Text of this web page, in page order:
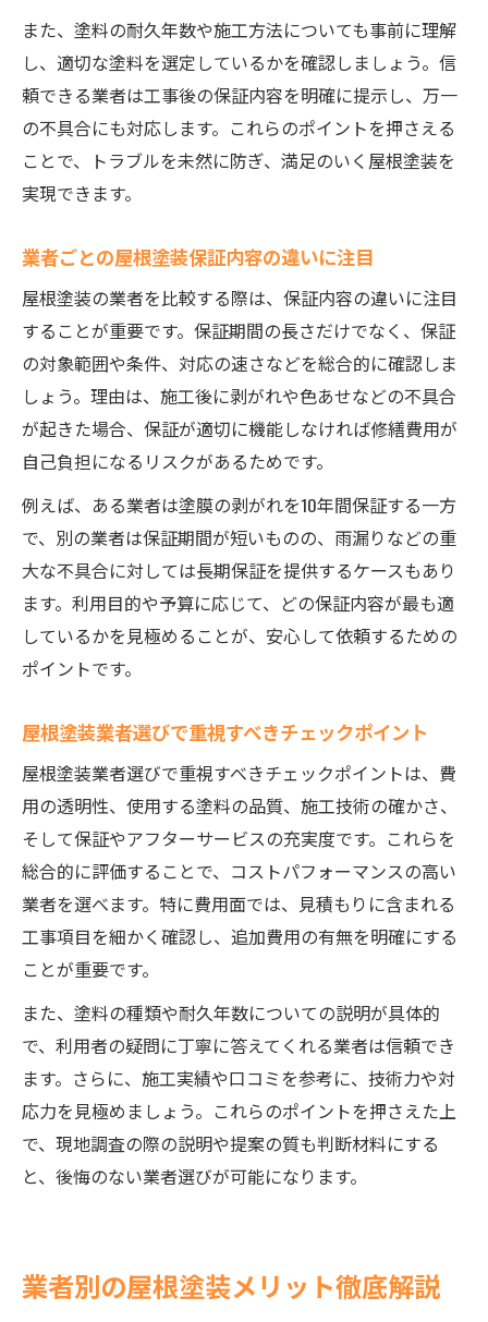
また、塗料の耐久年数や施工方法についても事前に理解
し、適切な塗料を選定しているかを確認しましょう。信
頼できる業者は工事後の保証内容を明確に提示し、万一
の不具合にも対応します。これらのポイントを押さえる
ことで、トラブルを未然に防ぎ、満足のいく屋根塗装を
実現できます。
業者ごとの屋根塗装保証内容の違いに注目
屋根塗装の業者を比較する際は、保証内容の違いに注目
することが重要です。保証期間の長さだけでなく、保証
の対象範囲や条件、対応の速さなどを総合的に確認しま
しょう。理由は、施工後に剥がれや色あせなどの不具合
が起きた場合、保証が適切に機能しなければ修繕費用が
自己負担になるリスクがあるためです。
例えば、ある業者は塗膜の剥がれを10年間保証する一方
で、別の業者は保証期間が短いものの、雨漏りなどの重
大な不具合に対しては長期保証を提供するケースもあり
ます。利用目的や予算に応じて、どの保証内容が最も適
しているかを見極めることが、安心して依頼するための
ポイントです。
屋根塗装業者選びで重視すべきチェックポイント
屋根塗装業者選びで重視すべきチェックポイントは、費
用の透明性、使用する塗料の品質、施工技術の確かさ、
そして保証やアフターサービスの充実度です。これらを
総合的に評価することで、コストパフォーマンスの高い
業者を選べます。特に費用面では、見積もりに含まれる
工事項目を細かく確認し、追加費用の有無を明確にする
ことが重要です。
また、塗料の種類や耐久年数についての説明が具体的
で、利用者の疑問に丁寧に答えてくれる業者は信頼でき
ます。さらに、施工実績や口コミを参考に、技術力や対
応力を見極めましょう。これらのポイントを押さえた上
で、現地調査の際の説明や提案の質も判断材料にする
と、後悔のない業者選びが可能になります。
業者別の屋根塗装メリット徹底解説